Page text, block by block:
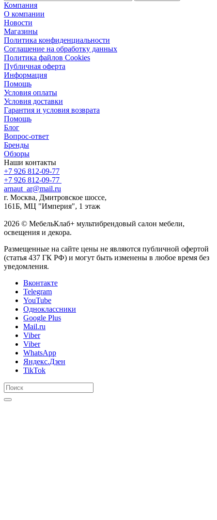
Компания
О компании
Новости
Магазины
Политика конфиденциальности
Соглашение на обработку данных
Политика файлов Cookies
Публичная оферта
Информация
Помощь
Условия оплаты
Условия доставки
Гарантия и условия возврата
Помощь
Блог
Вопрос-ответ
Бренды
Обзоры
Наши контакты
+7 926 812-09-77
+7 926 812-09-77
arnaut_ar@mail.ru
г. Москва, Дмитровское шоссе,
161Б, МЦ "Империя", 1 этаж
2026 © МебельКлаб+ мультибрендовый салон мебели,
освещения и декора.
Размещенные на сайте цены не являются публичной офертой
(статья 437 ГК РФ) и могут быть изменены в любое время без
уведомления.
Вконтакте
Telegram
YouTube
Одноклассники
Google Plus
Mail.ru
Viber
Viber
WhatsApp
Яндекс.Дзен
TikTok